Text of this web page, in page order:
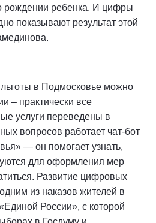
рождении ребенка. И цифры
показывают результат этой
в Подмосковье можно
– практически все
услуги переведены в
вопросов работает чат-бот
— он помогает узнать,
для оформления мер
Развитие цифровых
из наказов жителей в
России», с которой